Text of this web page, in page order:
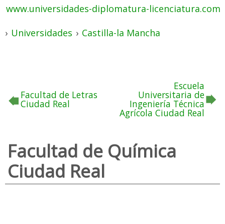
www.universidades-diplomatura-licenciatura.com
› Universidades › Castilla-la Mancha
Facultad de Letras
Ciudad Real
Escuela
Universitaria de
Ingeniería Técnica
Agrícola Ciudad Real
Facultad de Química
Ciudad Real